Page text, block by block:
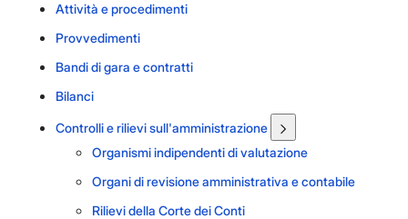
Attività e procedimenti
Provvedimenti
Bandi di gara e contratti
Bilanci
Controlli e rilievi sull'amministrazione
Organismi indipendenti di valutazione
Organi di revisione amministrativa e contabile
Rilievi della Corte dei Conti